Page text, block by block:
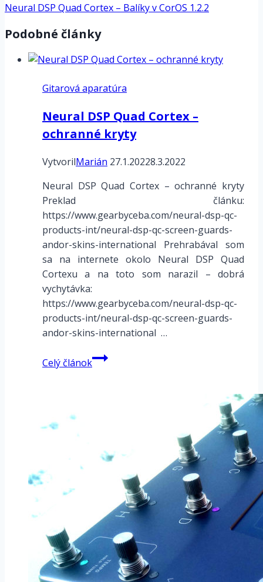
Neural DSP Quad Cortex – Balíky v CorOS 1.2.2
Podobné články
Gitarová aparatúra
Neural DSP Quad Cortex –
ochranné kryty
VytvorilMarián 27.1.20228.3.2022
Neural DSP Quad Cortex – ochranné kryty
Preklad článku:
https://www.gearbyceba.com/neural-dsp-qc-
products-int/neural-dsp-qc-screen-guards-
andor-skins-international Prehrabával som
sa na internete okolo Neural DSP Quad
Cortexu a na toto som narazil – dobrá
vychytávka:
https://www.gearbyceba.com/neural-dsp-qc-
products-int/neural-dsp-qc-screen-guards-
andor-skins-international …
Celý článokNeural
DSP